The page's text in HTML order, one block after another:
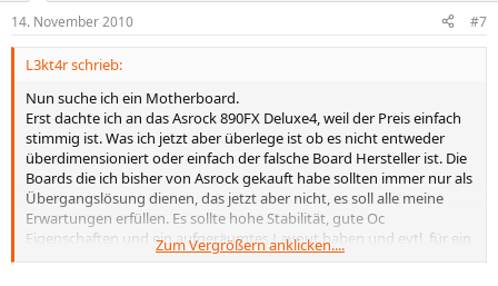
14. November 2010 #7
L3kt4r schrieb:
Nun suche ich ein Motherboard.
Erst dachte ich an das Asrock 890FX Deluxe4, weil der Preis einfach
stimmig ist. Was ich jetzt aber überlege ist ob es nicht entweder
überdimensioniert oder einfach der falsche Board Hersteller ist. Die
Boards die ich bisher von Asrock gekauft habe sollten immer nur als
Übergangslösung dienen, das jetzt aber nicht, es soll alle meine
Erwartungen erfüllen. Es sollte hohe Stabilität, gute Oc
Eigenschaften und ein aufgeräumtes Layout haben und evtl. für ein
Zum Vergrößern anklicken....